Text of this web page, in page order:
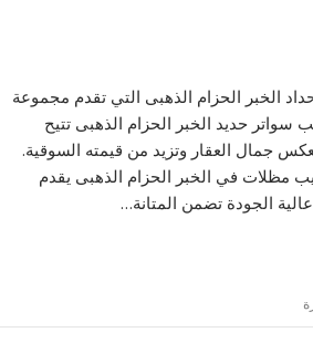
الخبر الحزام الذهبى التي تقدم مجموعة
حديد الخبر الحزام الذهبى تتيح
جمال العقار وتزيد من قيمته السوقية.
مظلات في الخبر الحزام الذهبى يقدم
الجودة تضمن المتانة…